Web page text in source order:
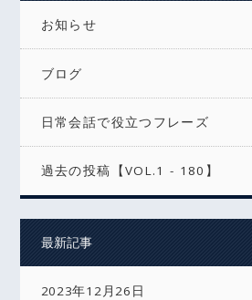
お知らせ
ブログ
日常会話で役立つフレーズ
過去の投稿【VOL.1 - 180】
最新記事
2023年12月26日